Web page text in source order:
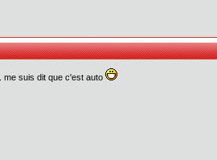
me suis dit que c'est auto